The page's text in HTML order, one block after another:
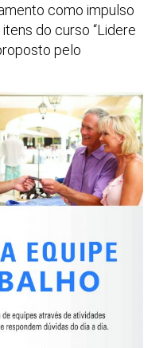
como impulso
do curso “Lidere
pelo